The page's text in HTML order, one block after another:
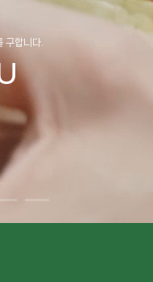
구합니다.